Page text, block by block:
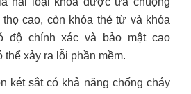
cao, còn khóa thẻ từ và khóa
độ chính xác và bảo mật cao
thể xảy ra lỗi phần mềm.
két sắt có khả năng chống cháy